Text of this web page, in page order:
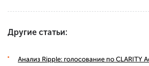
Другие статьи:
Анализ Ripple: голосование по CLARITY